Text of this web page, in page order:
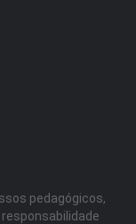
pedagógicos,